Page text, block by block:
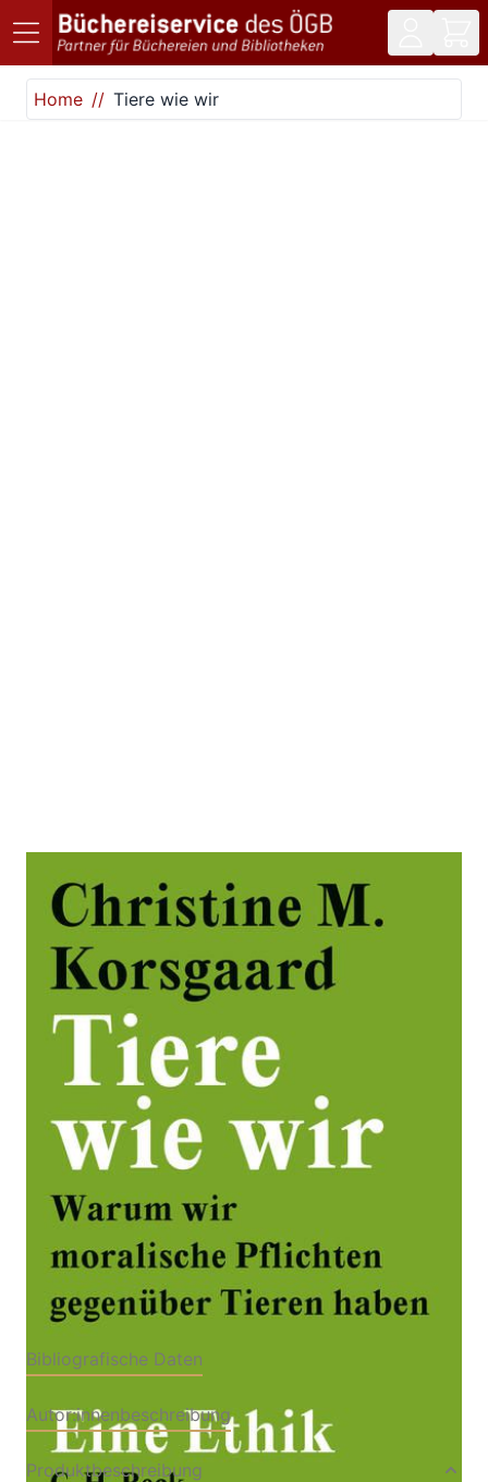
Direkt zum Inhalt
Home
Tiere wie wir
Tiere wie wir
Zur Wunschliste hinzufügen
Warum wir moralische Pflichten gegenüber Tieren
Christine M. Korsgaard
18.03.2021
Buch
Hardcover
ISBN: 978-3-
40676545-2
Bibliografische Daten
Autor:innenbeschreibung
Produktbeschreibung